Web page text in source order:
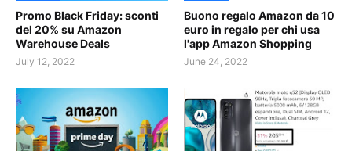
Promo Black Friday: sconti
del 20% su Amazon
Warehouse Deals
July 12, 2022
Buono regalo Amazon da 10
euro in regalo per chi usa
l'app Amazon Shopping
June 24, 2022